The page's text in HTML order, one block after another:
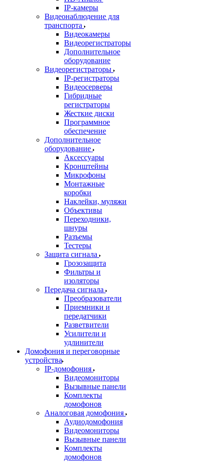
IP-камеры
Видеонаблюдение для
транспорта
Видеокамеры
Видеорегистраторы
Дополнительное
оборудование
Видеорегистраторы
IP-регистраторы
Видеосерверы
Гибридные
регистраторы
Жесткие диски
Программное
обеспечение
Дополнительное
оборудование
Аксессуары
Кронштейны
Микрофоны
Монтажные
коробки
Наклейки, муляжи
Объективы
Переходники,
шнуры
Разъемы
Тестеры
Защита сигнала
Грозозащита
Фильтры и
изоляторы
Передача сигнала
Преобразователи
Приемники и
передатчики
Разветвители
Усилители и
удлинители
Домофония и переговорные
устройства
IP-домофония
Видеомониторы
Вызывные панели
Комплекты
домофонов
Аналоговая домофония
Аудиодомофония
Видеомониторы
Вызывные панели
Комплекты
домофонов